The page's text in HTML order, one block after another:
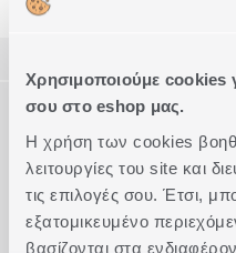
Χρησιμοποιούμε cookies
σου στο eshop μας.
Η χρήση των cookies
λειτουργίες του site και
τις επιλογές σου. Έτσι,
εξατομικευμένο
βασίζονται στα
Σετ παπλωματοθήκη
Line Collection.
Κατασκευασμένη από 100%
Προσφέρει απαλή υφή, υψηλή
όλη τη διάρκεια του ύπνου.
Περιλαμβάνει μία
δύο μαξιλαροθήκες 52x72cm.
ΤΕΧΝΙΚΑ ΧΑΡΑΚΤΗΡΙΣΤΙΚΑ
Διάσταση
Ποιότητα
Ακριβείς διαστάσεις